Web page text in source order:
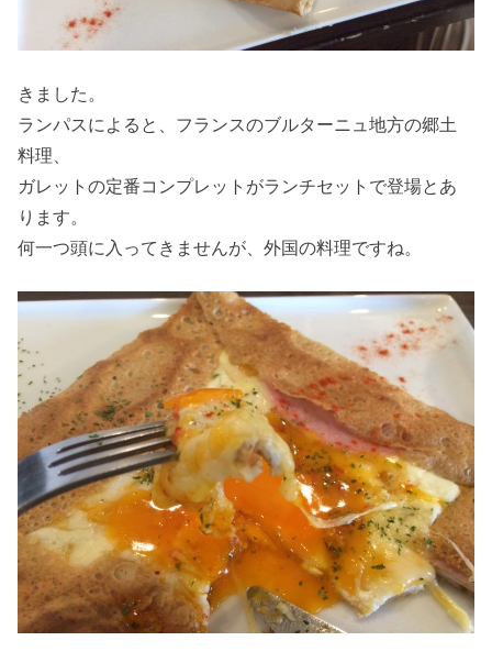
きました。
ランパスによると、フランスのブルターニュ地方の郷土
料理、
ガレットの定番コンプレットがランチセットで登場とあ
ります。
何一つ頭に入ってきませんが、外国の料理ですね。